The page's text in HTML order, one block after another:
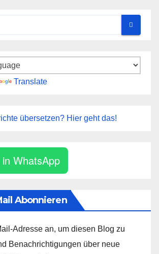
Translate
übersetzen? Hier geht das!
WhatsApp
Abonnieren
Adresse an, um diesen Blog zu
Benachrichtigungen über neue